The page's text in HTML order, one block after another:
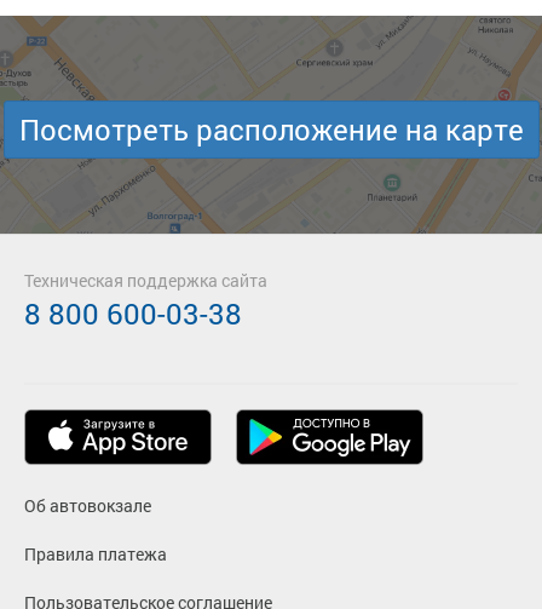
Посмотреть расположение на карте
Об автовокзале
Правила платежа
Пользовательское соглашение
Техническая поддержка сайта
8 800 600-03-38